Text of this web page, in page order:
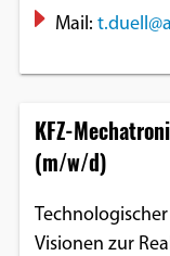
Mail:
KFZ-
(m/w/d)
Visionen zur